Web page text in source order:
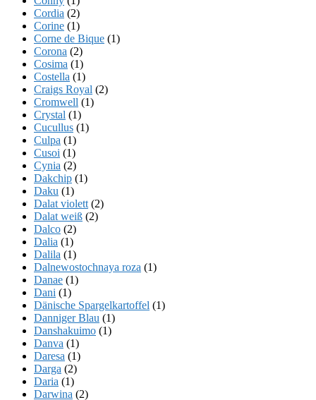
Cordia (2)
Corine (1)
Corne de Bique (1)
Corona (2)
Cosima (1)
Costella (1)
Craigs Royal (2)
Cromwell (1)
Crystal (1)
Cucullus (1)
Culpa (1)
Cusoi (1)
Cynia (2)
Dakchip (1)
Daku (1)
Dalat violett (2)
Dalat weiß (2)
Dalco (2)
Dalia (1)
Dalila (1)
Dalnewostochnaya roza (1)
Danae (1)
Dani (1)
Dänische Spargelkartoffel (1)
Danniger Blau (1)
Danshakuimo (1)
Danva (1)
Daresa (1)
Darga (2)
Daria (1)
Darwina (2)